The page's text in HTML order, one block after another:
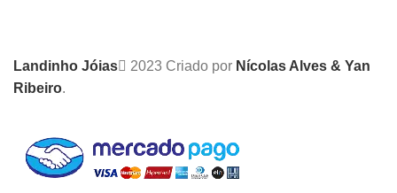
Landinho Jóias 2023 Criado por Nícolas Alves & Yan
Ribeiro.